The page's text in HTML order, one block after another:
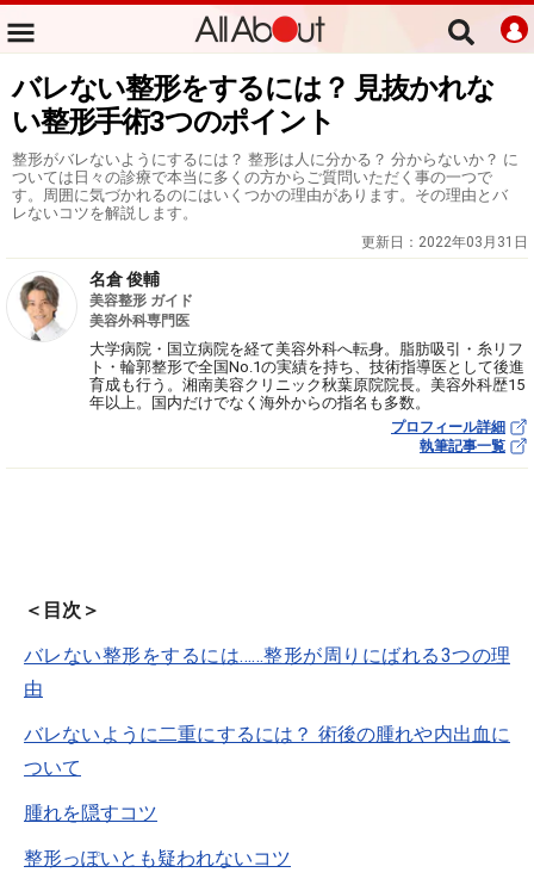
バレない整形をするには？ 見抜かれな
い整形手術3つのポイント
整形がバレないようにするには？ 整形は人に分かる？ 分からないか？ に
ついては日々の診療で本当に多くの方からご質問いただく事の一つで
す。周囲に気づかれるのにはいくつかの理由があります。その理由とバ
レないコツを解説します。
更新日： 2022年03月31日
名倉 俊輔
美容整形 ガイド
美容外科専門医
大学病院・国立病院を経て美容外科へ転身。脂肪吸引・糸リフ
ト・輪郭整形で全国No.1の実績を持ち、技術指導医として後進
育成も行う。湘南美容クリニック秋葉原院院長。美容外科歴15
年以上。国内だけでなく海外からの指名も多数。
プロフィール詳細
執筆記事一覧
＜目次＞
バレない整形をするには……整形が周りにばれる3つの理
由
バレないように二重にするには？ 術後の腫れや内出血に
ついて
腫れを隠すコツ
整形っぽいとも疑われないコツ